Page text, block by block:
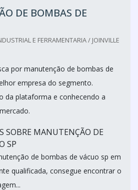
DE BOMBAS DE
E FERRAMENTARIA / JOINVILLE
por manutenção de bombas de
empresa do segmento.
da plataforma e conhecendo a
SOBRE MANUTENÇÃO DE
SP
de bombas de vácuo sp em
qualificada, consegue encontrar o